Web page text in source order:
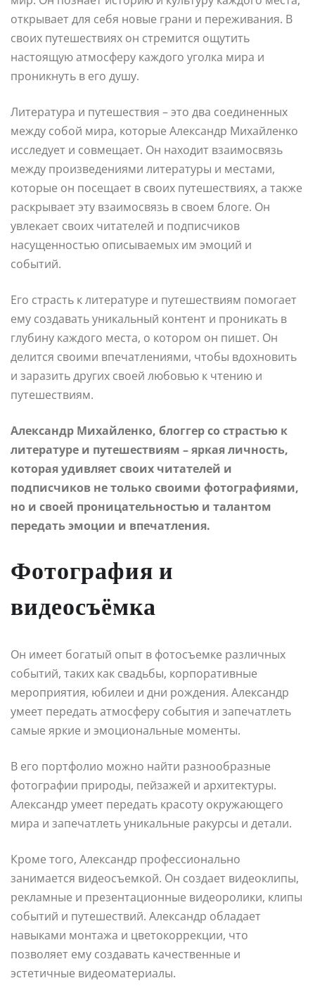
открывает для себя новые грани и переживания. В
своих путешествиях он стремится ощутить
настоящую атмосферу каждого уголка мира и
проникнуть в его душу.
Литература и путешествия – это два соединенных
между собой мира, которые Александр Михайленко
исследует и совмещает. Он находит взаимосвязь
между произведениями литературы и местами,
которые он посещает в своих путешествиях, а также
раскрывает эту взаимосвязь в своем блоге. Он
увлекает своих читателей и подписчиков
насущенностью описываемых им эмоций и
событий.
Его страсть к литературе и путешествиям помогает
ему создавать уникальный контент и проникать в
глубину каждого места, о котором он пишет. Он
делится своими впечатлениями, чтобы вдохновить
и заразить других своей любовью к чтению и
путешествиям.
Александр Михайленко, блоггер со страстью к
литературе и путешествиям – яркая личность,
которая удивляет своих читателей и
подписчиков не только своими фотографиями,
но и своей проницательностью и талантом
передать эмоции и впечатления.
Фотография и
видеосъёмка
Он имеет богатый опыт в фотосъемке различных
событий, таких как свадьбы, корпоративные
мероприятия, юбилеи и дни рождения. Александр
умеет передать атмосферу события и запечатлеть
самые яркие и эмоциональные моменты.
В его портфолио можно найти разнообразные
фотографии природы, пейзажей и архитектуры.
Александр умеет передать красоту окружающего
мира и запечатлеть уникальные ракурсы и детали.
Кроме того, Александр профессионально
занимается видеосъемкой. Он создает видеоклипы,
рекламные и презентационные видеоролики, клипы
событий и путешествий. Александр обладает
навыками монтажа и цветокоррекции, что
позволяет ему создавать качественные и
эстетичные видеоматериалы.